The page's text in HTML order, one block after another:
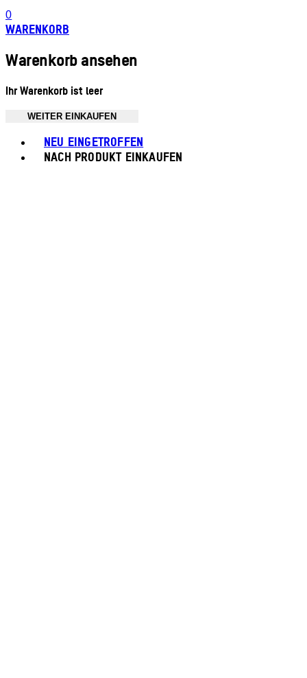
0
WARENKORB
Warenkorb ansehen
Ihr Warenkorb ist leer
WEITER EINKAUFEN
NEU EINGETROFFEN
NACH PRODUKT EINKAUFEN